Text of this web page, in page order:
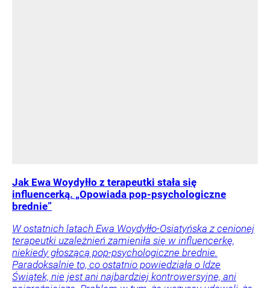
Jak Ewa Woydyłło z terapeutki stała się
influencerką. „Opowiada pop-psychologiczne
brednie”
W ostatnich latach Ewa Woydyłło-Osiatyńska z cenionej
terapeutki uzależnień zamieniła się w influencerkę,
niekiedy głoszącą pop-psychologiczne brednie.
Paradoksalnie to, co ostatnio powiedziała o Idze
Świątek, nie jest ani najbardziej kontrowersyjne, ani